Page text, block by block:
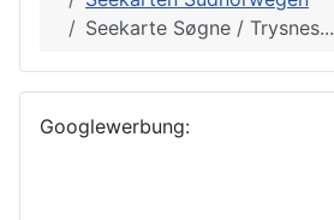
Seekarte Søgne / Trysnes...
Googlewerbung: